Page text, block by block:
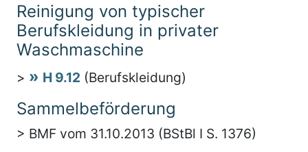
Reinigung von typischer
Berufskleidung in privater
Waschmaschine
> H 9.12 (Berufskleidung)
Sammelbeförderung
> BMF vom 31.10.2013 (BStBl I S. 1376)